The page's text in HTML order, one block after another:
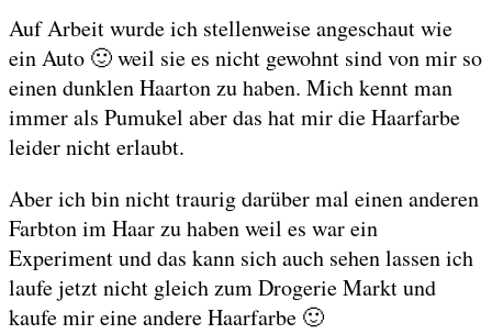
Auf Arbeit wurde ich stellenweise angeschaut wie
ein Auto 🙂 weil sie es nicht gewohnt sind von mir so
einen dunklen Haarton zu haben. Mich kennt man
immer als Pumukel aber das hat mir die Haarfarbe
leider nicht erlaubt.
Aber ich bin nicht traurig darüber mal einen anderen
Farbton im Haar zu haben weil es war ein
Experiment und das kann sich auch sehen lassen ich
laufe jetzt nicht gleich zum Drogerie Markt und
kaufe mir eine andere Haarfarbe 🙂